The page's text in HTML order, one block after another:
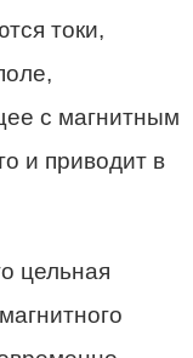
токи,
с магнитным
и приводит в
цельная